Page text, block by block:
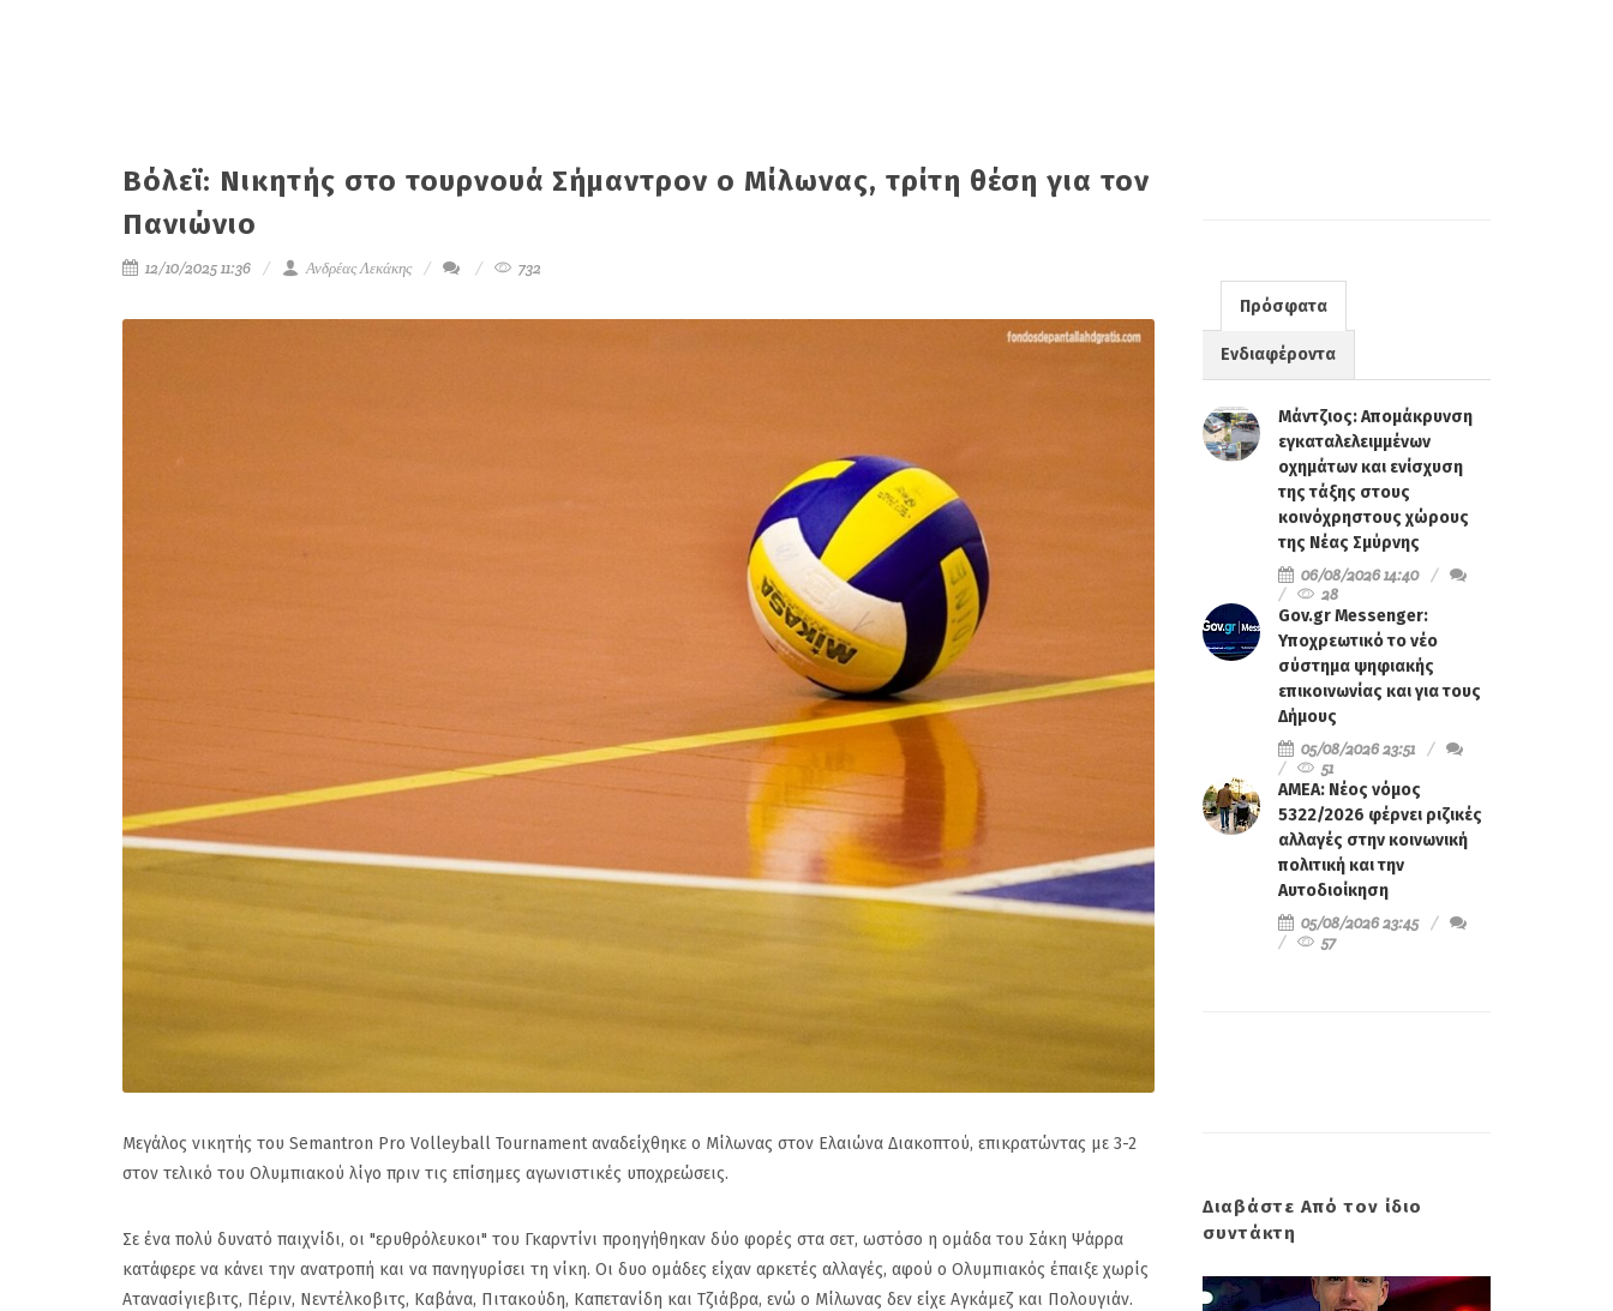
Βόλεϊ: Νικητής στο τουρνουά Σήμαντρον ο Μίλωνας, τρίτη θέση για τον
Πανιώνιο
12/10/2025 11:36 Ανδρέας Λεκάκης 732
Μεγάλος νικητής του Semantron Pro Volleyball Tournament αναδείχθηκε ο Μίλωνας στον Ελαιώνα Διακοπτού, επικρατώντας με 3-2
στον τελικό του Ολυμπιακού λίγο πριν τις επίσημες αγωνιστικές υποχρεώσεις.
Σε ένα πολύ δυνατό παιχνίδι, οι "ερυθρόλευκοι" του Γκαρντίνι προηγήθηκαν δύο φορές στα σετ, ωστόσο η ομάδα του Σάκη Ψάρρα
κατάφερε να κάνει την ανατροπή και να πανηγυρίσει τη νίκη. Οι δυο ομάδες είχαν αρκετές αλλαγές, αφού ο Ολυμπιακός έπαιξε χωρίς
Ατανασίγιεβιτς, Πέριν, Νεντέλκοβιτς, Καβάνα, Πιτακούδη, Καπετανίδη και Τζιάβρα, ενώ ο Μίλωνας δεν είχε Αγκάμεζ και Πολουγιάν.
Πρόσφατα
Ενδιαφέροντα
Μάντζιος: Απομάκρυνση
εγκαταλελειμμένων
οχημάτων και ενίσχυση
της τάξης στους
κοινόχρηστους χώρους
της Νέας Σμύρνης
06/08/2026 14:40
28
Gov.gr Messenger:
Υποχρεωτικό το νέο
σύστημα ψηφιακής
επικοινωνίας και για τους
Δήμους
05/08/2026 23:51
51
ΑΜΕΑ: Νέος νόμος
5322/2026 φέρνει ριζικές
αλλαγές στην κοινωνική
πολιτική και την
Αυτοδιοίκηση
05/08/2026 23:45
57
Διαβάστε Από τον ίδιο
συντάκτη